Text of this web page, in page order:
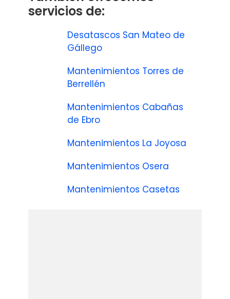
servicios de:
Desatascos San Mateo de
Gállego
Mantenimientos Torres de
Berrellén
Mantenimientos Cabañas
de Ebro
Mantenimientos La Joyosa
Mantenimientos Osera
Mantenimientos Casetas